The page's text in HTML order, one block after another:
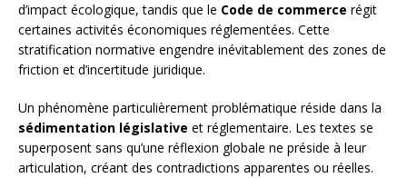
d’impact écologique, tandis que le Code de commerce régit
certaines activités économiques réglementées. Cette
stratification normative engendre inévitablement des zones de
friction et d’incertitude juridique.
Un phénomène particulièrement problématique réside dans la
sédimentation législative et réglementaire. Les textes se
superposent sans qu’une réflexion globale ne préside à leur
articulation, créant des contradictions apparentes ou réelles.